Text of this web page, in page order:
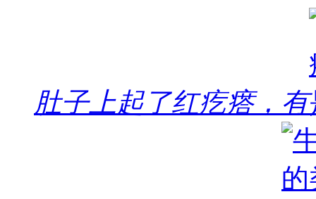
肚子上起了红疙瘩，有